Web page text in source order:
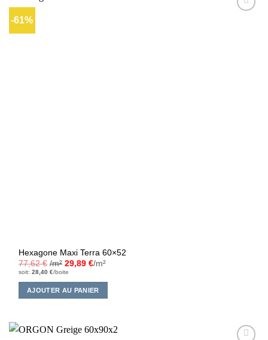
-61%
Hexagone Maxi Terra 60×52
77,62€ /m² 29,89€/m²
soit:28,40€/boite
AJOUTER AU PANIER